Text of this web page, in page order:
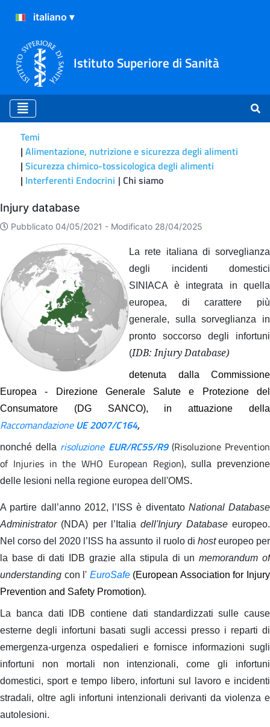
Istituto Superiore di Sanità
Temi
Alimentazione, nutrizione e sicurezza degli alimenti
Sicurezza chimico-tossicologica degli alimenti
Interferenti Endocrini Chi siamo
Chi siamo
Injury database
Pubblicato 04/05/2021 - Modificato 28/04/2025
La rete italiana di sorveglianza
degli incidenti domestici
SINIACA è integrata in quella
europea, di carattere più
generale, sulla sorveglianza in
pronto soccorso degli infortuni
(IDB: Injury Database)
detenuta dalla Commissione
Europea - Direzione Generale Salute e Protezione del
Consumatore (DG SANCO), in attuazione della
Raccomandazione UE 2007/C164,
nonché della risoluzione EUR/RC55/R9(Risoluzione Prevention
of Injuries in the WHO European Region), sulla prevenzione
delle lesioni nella regione europea dell'OMS.
A partire dall’anno 2012, l’ISS è diventato National Database
Administrator(NDA) per l’Italiadell'Injury Databaseeuropeo.
Nel corso del 2020 l’ISS ha assunto il ruolo di hosteuropeo per
la base di dati IDB grazie alla stipula di unmemorandum of
understanding con l' EuroSafe(European Association for Injury
Prevention and Safety Promotion).
La banca dati IDB contiene dati standardizzati sulle cause
esterne degli infortuni basati sugli accessi presso i reparti di
emergenza-urgenza ospedalieri e fornisce informazioni sugli
infortuni non mortali non intenzionali, come gli infortuni
domestici, sport e tempo libero, infortuni sul lavoro e incidenti
stradali, oltre agli infortuni intenzionali derivanti da violenza e
autolesioni.